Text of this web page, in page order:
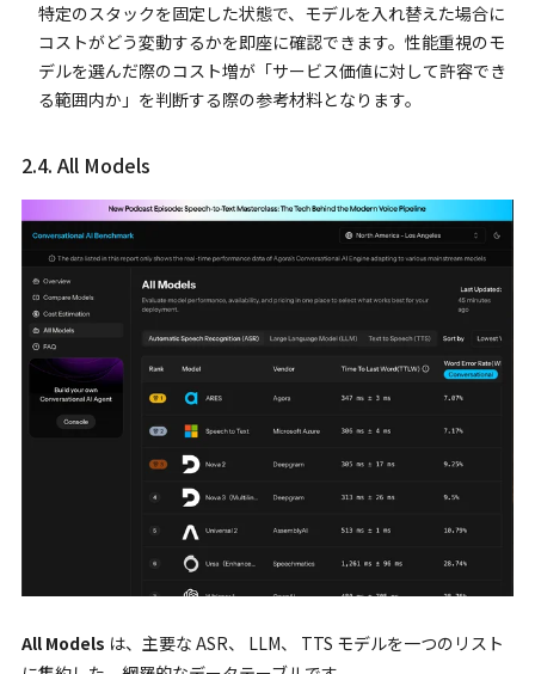
特定のスタックを固定した状態で、モデルを入れ替えた場合に
コストがどう変動するかを即座に確認できます。性能重視のモ
デルを選んだ際のコスト増が「サービス価値に対して許容でき
る範囲内か」を判断する際の参考材料となります。
2.4. All Models
All Models は、主要な ASR、 LLM、 TTS モデルを一つのリスト